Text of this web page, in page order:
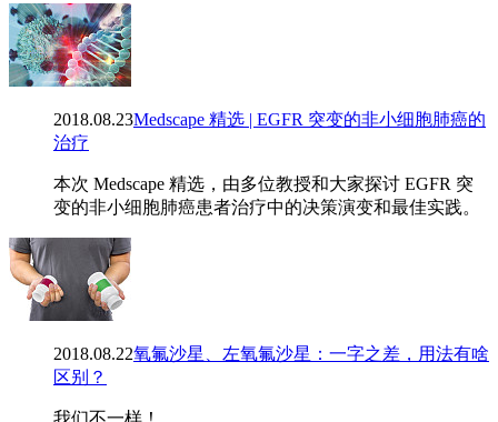
2018.08.23Medscape 精选 | EGFR 突变的非小细胞肺癌的
治疗
本次 Medscape 精选，由多位教授和大家探讨 EGFR 突
变的非小细胞肺癌患者治疗中的决策演变和最佳实践。
2018.08.22氧氟沙星、左氧氟沙星：一字之差，用法有啥
区别？